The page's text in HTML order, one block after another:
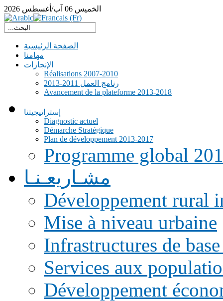
الخميس 06 آب/أغسطس 2026
الصفحة الرئيسية
مهامنا
الإنجازات
Réalisations 2007-2010
رنامج العمل 2011-2013
Avancement de la plateforme 2013-2018
إستراتيجيتنا
Diagnostic actuel
Démarche Stratégique
Plan de développement 2013-2017
Programme global
مشـاريعـنـا
Développement rural
Mise à niveau urbaine
Infrastructures de
Services aux
Développement